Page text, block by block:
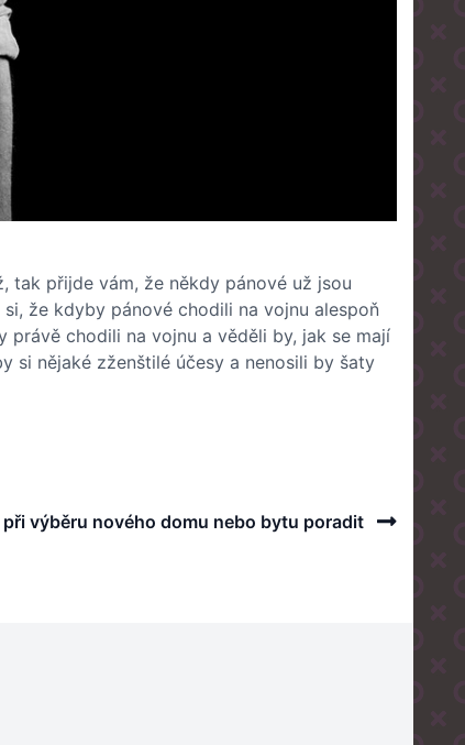
tak přijde vám, že někdy pánové už jsou
si, že kdyby pánové chodili na vojnu alespoň
chodili na vojnu a věděli by, jak se mají
si nějaké zženštilé účesy a nenosili by šaty
Next
při výběru nového domu nebo bytu poradit